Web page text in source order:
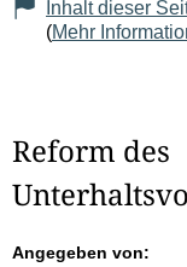
Inhalt dieser
(Mehr
Reform des
Angegeben von: